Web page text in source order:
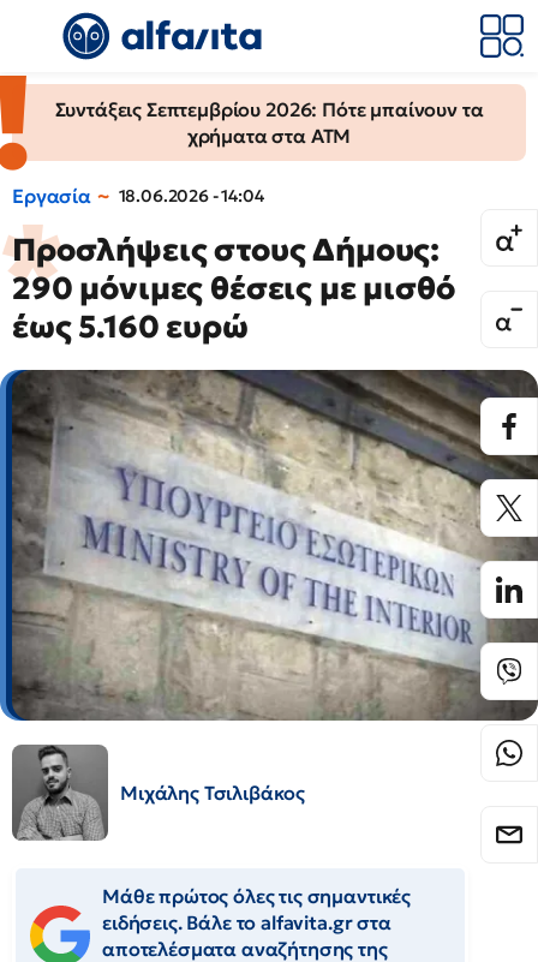
Συντάξεις Σεπτεμβρίου 2026: Πότε μπαίνουν τα
χρήματα στα ΑΤΜ
Εργασία 18.06.2026 - 14:04
Προσλήψεις στους Δήμους:
290 μόνιμες θέσεις με μισθό
έως 5.160 ευρώ
Μιχάλης Τσιλιβάκος
Μάθε πρώτος όλες τις σημαντικές
ειδήσεις. Βάλε το alfavita.gr στα
αποτελέσματα αναζήτησης της